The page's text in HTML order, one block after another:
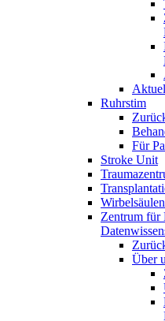
Ruhrstim
Für
Stroke Unit
Zentrum
Über